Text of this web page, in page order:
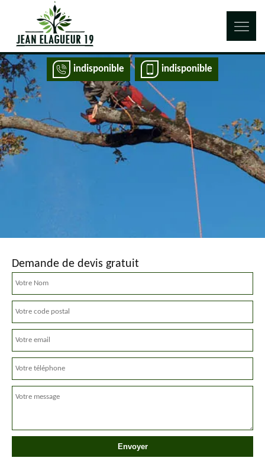
indisponible indisponible
Demande de devis gratuit